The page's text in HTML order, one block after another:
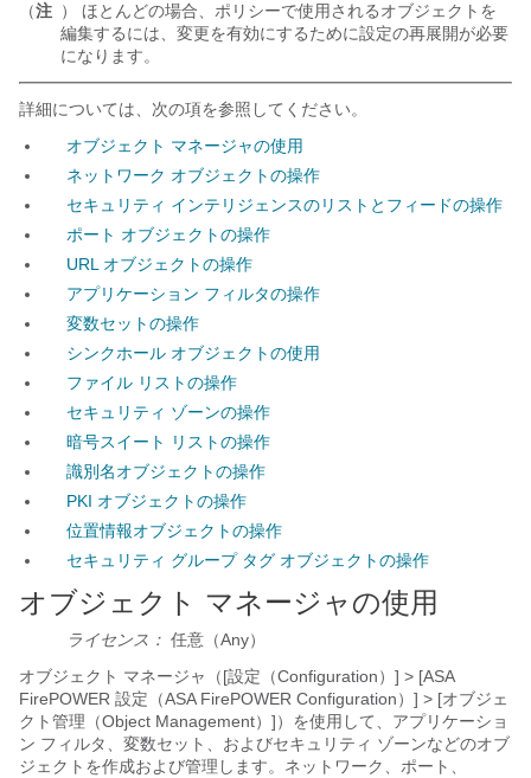
（注 ） ほとんどの場合、ポリシーで使用されるオブジェクトを
編集するには、変更を有効にするために設定の再展開が必要
になります。
詳細については、次の項を参照してください。
オブジェクト マネージャの使用
ネットワーク オブジェクトの操作
セキュリティ インテリジェンスのリストとフィードの操作
ポート オブジェクトの操作
URL オブジェクトの操作
アプリケーション フィルタの操作
変数セットの操作
シンクホール オブジェクトの使用
ファイル リストの操作
セキュリティ ゾーンの操作
暗号スイート リストの操作
識別名オブジェクトの操作
PKI オブジェクトの操作
位置情報オブジェクトの操作
セキュリティ グループ タグ オブジェクトの操作
オブジェクト マネージャの使用
ライセンス： 任意（Any）
オブジェクト マネージャ（[設定（Configuration）] > [ASA
FirePOWER 設定（ASA FirePOWER Configuration）] > [オブジェ
クト管理（Object Management）]）を使用して、アプリケーショ
ン フィルタ、変数セット、およびセキュリティ ゾーンなどのオブ
ジェクトを作成および管理します。ネットワーク、ポート、